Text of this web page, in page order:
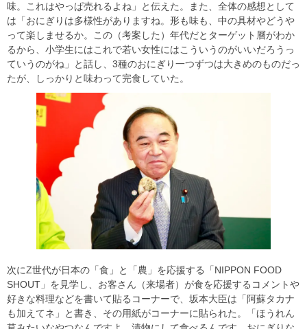
味。これはやっぱ売れるよね」と伝えた。また、全体の感想として
は「おにぎりは多様性がありますね。形も味も、中の具材やどうや
って楽しませるか。この（考案した）年代だとターゲット層がわか
るから、小学生にはこれで若い女性にはこういうのがいいだろうっ
ていうのがね」と話し、3種のおにぎり一つずつは大きめのものだっ
たが、しっかりと味わって完食していた。
次にZ世代が日本の「食」と「農」を応援する「NIPPON FOOD
SHOUT」を見学し、お客さん（来場者）が食を応援するコメントや
好きな料理などを書いて貼るコーナーで、坂本大臣は「阿蘇タカナ
も加えてネ」と書き、その用紙がコーナーに貼られた。「ほうれん